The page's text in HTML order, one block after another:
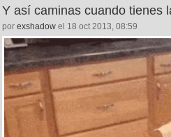
Y así caminas cuando tienes
por exshadow el 18 oct 2013, 08:59